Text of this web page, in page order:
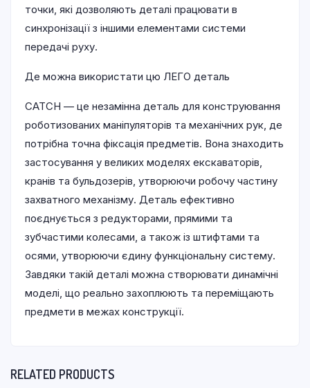
точки, які дозволяють деталі працювати в
синхронізації з іншими елементами системи
передачі руху.
Де можна використати цю ЛЕГО деталь
CATCH — це незамінна деталь для конструювання
роботизованих маніпуляторів та механічних рук, де
потрібна точна фіксація предметів. Вона знаходить
застосування у великих моделях екскаваторів,
кранів та бульдозерів, утворюючи робочу частину
захватного механізму. Деталь ефективно
поєднується з редукторами, прямими та
зубчастими колесами, а також із штифтами та
осями, утворюючи єдину функціональну систему.
Завдяки такій деталі можна створювати динамічні
моделі, що реально захоплюють та переміщають
предмети в межах конструкції.
RELATED PRODUCTS